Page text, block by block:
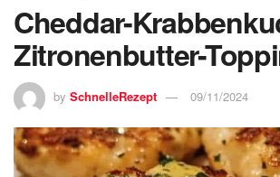
Cheddar-
Zitronenbutter-
by SchnelleRezept 09/11/2024